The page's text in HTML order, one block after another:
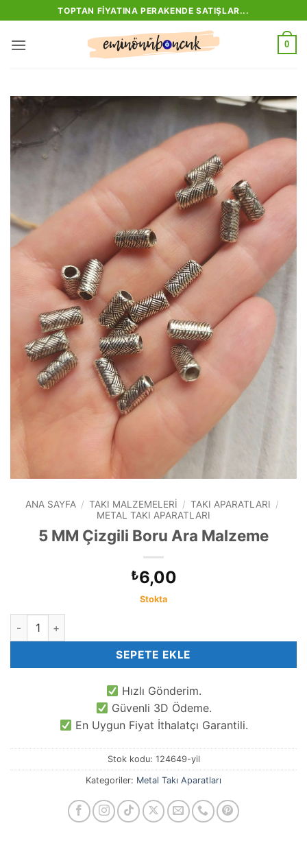
atla
TOPTAN FIYATINA PERAKENDE SATIŞLAR...
0
ANA SAYFA / TAKI MALZEMELERI / TAKI APARATLARI /
METAL TAKI APARATLARI
5 MM Çizgili Boru Ara Malzeme
₺6,00
Stokta
5 MM Çizgili Boru Ara Malzeme adet
SEPETE EKLE
Hızlı Gönderim.
Güvenli 3D Ödeme.
En Uygun Fiyat İthalatçı Garantili.
Stok kodu: 124649-yil
Kategoriler: Metal Takı Aparatları